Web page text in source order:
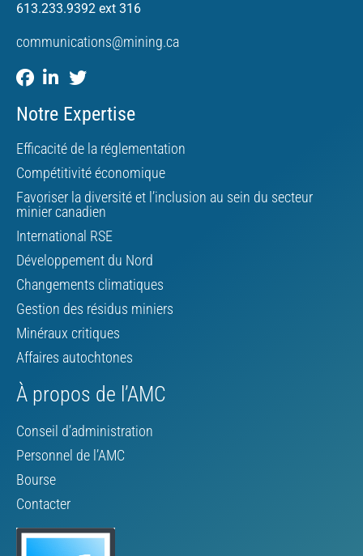
613.233.9392 ext 316
communications@mining.ca
Notre Expertise
Efficacité de la réglementation
Compétitivité économique
Favoriser la diversité et l’inclusion au sein du secteur
minier canadien
International RSE
Développement du Nord
Changements climatiques
Gestion des résidus miniers
Minéraux critiques
Affaires autochtones
À propos de l’AMC
Conseil d’administration
Personnel de l’AMC
Bourse
Contacter